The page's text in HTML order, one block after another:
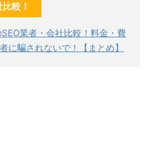
較！
SEO業者・会社比較！料金・費
に騙されないで！【まとめ】